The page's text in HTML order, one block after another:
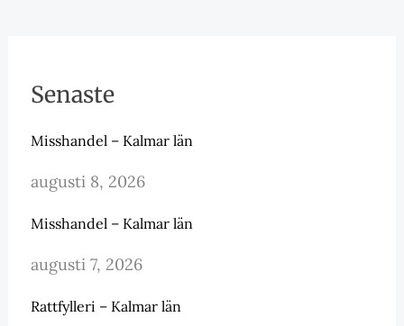
Senaste
Misshandel – Kalmar län
augusti 8, 2026
Misshandel – Kalmar län
augusti 7, 2026
Rattfylleri – Kalmar län